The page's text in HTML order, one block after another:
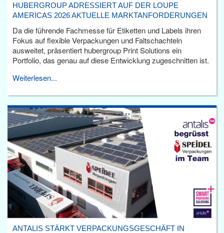
HUBERGROUP ADRESSIERT AUF DER LOUPE
AMERICAS 2026 AKTUELLE MARKTANFORDERUNGEN
Da die führende Fachmesse für Etiketten und Labels ihren
Fokus auf flexible Verpackungen und Faltschachteln
ausweitet, präsentiert hubergroup Print Solutions ein
Portfolio, das genau auf diese Entwicklung zugeschnitten ist.
Weiterlesen...
ANTALIS STÄRKT VERPACKUNGSGESCHÄFT IN